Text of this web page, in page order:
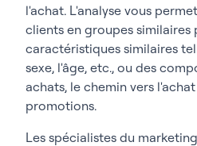
l'achat. L'analyse vous
clients en groupes similaires
caractéristiques similaires
sexe, l'âge, etc., ou des
achats, le chemin vers
promotions.
Les spécialistes du